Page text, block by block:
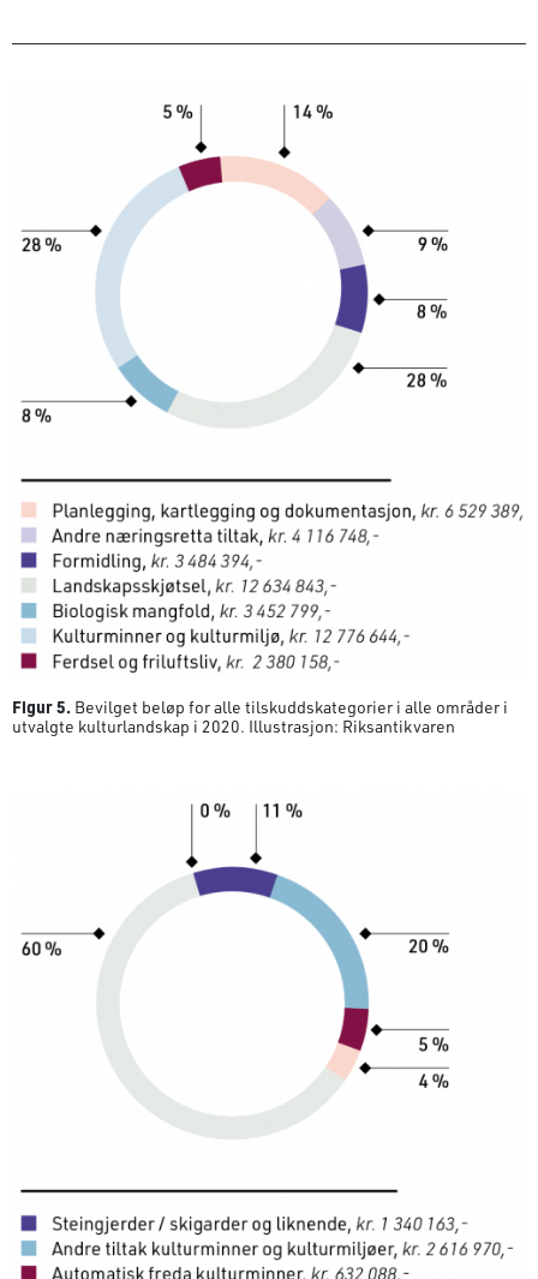
Figur 5. Bevilget beløp for alle tilskuddskategorier i alle områder i
utvalgte kulturlandskap i 2020. Illustrasjon: Riksantikvaren